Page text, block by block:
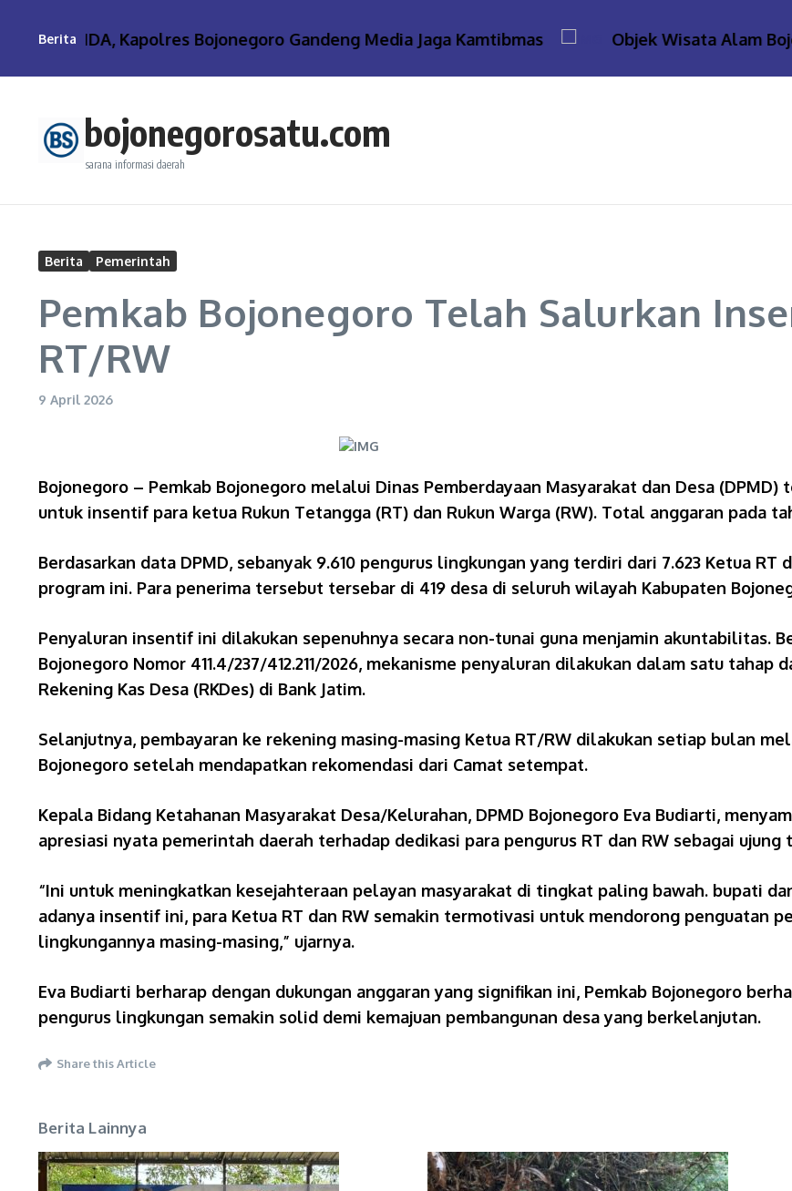
Berita
Kapolres Bojonegoro Gandeng Media Jaga Kamtibmas Objek Wisata Alam
bojonegorosatu.com
sarana informasi daerah
Berita Pemerintah
Pemkab Bojonegoro Telah Salurkan
RT/RW
9 April 2026
Bojonegoro – Pemkab Bojonegoro melalui Dinas Pemberdayaan Masyarakat dan Desa
untuk insentif para ketua Rukun Tetangga (RT) dan Rukun Warga (RW). Total anggaran pada
Berdasarkan data DPMD, sebanyak 9.610 pengurus lingkungan yang terdiri dari 7.623 Ketua
program ini. Para penerima tersebut tersebar di 419 desa di seluruh wilayah Kabupaten
Penyaluran insentif ini dilakukan sepenuhnya secara non-tunai guna menjamin akuntabilitas.
Bojonegoro Nomor 411.4/237/412.211/2026, mekanisme penyaluran dilakukan dalam satu tahap
Rekening Kas Desa (RKDes) di Bank Jatim.
Selanjutnya, pembayaran ke rekening masing-masing Ketua RT/RW dilakukan setiap bulan
Bojonegoro setelah mendapatkan rekomendasi dari Camat setempat.
Kepala Bidang Ketahanan Masyarakat Desa/Kelurahan, DPMD Bojonegoro Eva Budiarti,
apresiasi nyata pemerintah daerah terhadap dedikasi para pengurus RT dan RW sebagai ujung
“Ini untuk meningkatkan kesejahteraan pelayan masyarakat di tingkat paling bawah. bupati
adanya insentif ini, para Ketua RT dan RW semakin termotivasi untuk mendorong penguatan
lingkungannya masing-masing,” ujarnya.
Eva Budiarti berharap dengan dukungan anggaran yang signifikan ini, Pemkab Bojonegoro
pengurus lingkungan semakin solid demi kemajuan pembangunan desa yang berkelanjutan.
Share this Article
Berita Lainnya